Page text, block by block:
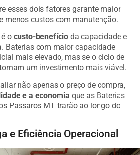
esses dois fatores garante maior
menos custos com manutenção.
o custo-benefício da capacidade e
Baterias com maior capacidade
mais elevado, mas se o ciclo de
um investimento mais viável.
não apenas o preço de compra,
e a economia
que as Baterias
Pássaros MT trarão ao longo do
e Eficiência Operacional